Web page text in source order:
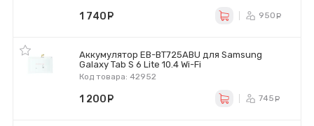
1 740 950
Аккумулятор EB-BT725ABU для Samsung
Galaxy Tab S 6 Lite 10.4 Wi-Fi
Код товара: 42952
1 200 745